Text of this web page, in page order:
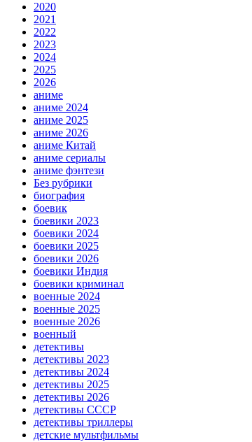
2020
2021
2022
2023
2024
2025
2026
аниме
аниме 2024
аниме 2025
аниме 2026
аниме Китай
аниме сериалы
аниме фэнтези
Без рубрики
биография
боевик
боевики 2023
боевики 2024
боевики 2025
боевики 2026
боевики Индия
боевики криминал
военные 2024
военные 2025
военные 2026
военный
детективы
детективы 2023
детективы 2024
детективы 2025
детективы 2026
детективы СССР
детективы триллеры
детские мультфильмы